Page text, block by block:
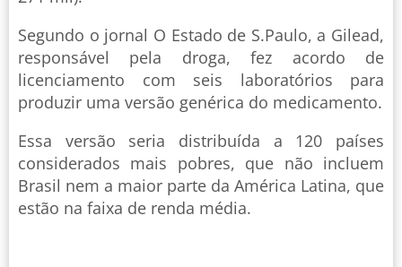
Segundo o jornal O Estado de S.Paulo, a Gilead,
responsável pela droga, fez acordo de
licenciamento com seis laboratórios para
produzir uma versão genérica do medicamento.
Essa versão seria distribuída a 120 países
considerados mais pobres, que não incluem
Brasil nem a maior parte da América Latina, que
estão na faixa de renda média.